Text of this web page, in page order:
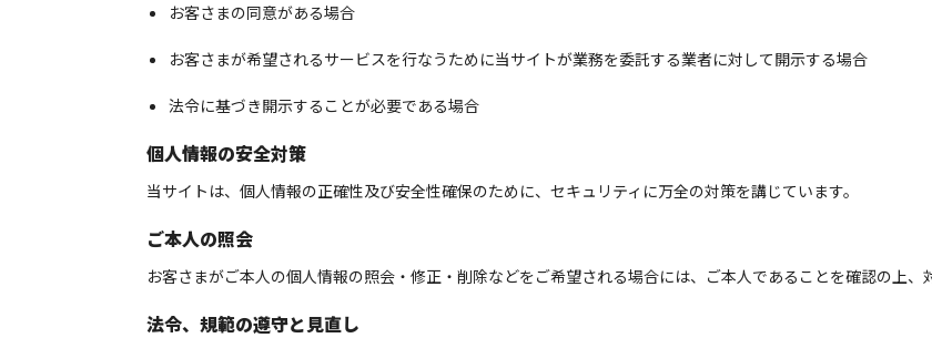
お客さまの同意がある場合
お客さまが希望されるサービスを行なうために当サイトが業務を委託する業者に対して開示する場合
法令に基づき開示することが必要である場合
個人情報の安全対策
当サイトは、個人情報の正確性及び安全性確保のために、セキュリティに万全の対策を講じています。
ご本人の照会
お客さまがご本人の個人情報の照会・修正・削除などをご希望される場合には、ご本人であることを確認の上、
法令、規範の遵守と見直し